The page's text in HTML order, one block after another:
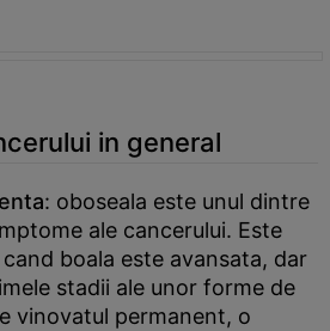
in general
: oboseala este unul dintre
ale cancerului. Este
boala este avansata, dar
stadii ale unor forme de
vinovatul permanent, o